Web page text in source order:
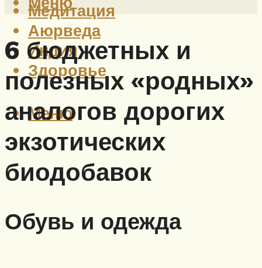
Медитация
Аюрведа
Индия
Здоровье
Меню
6 бюджетных и
полезных «родных»
аналогов дорогих
экзотических
биодобавок
Обувь и одежда